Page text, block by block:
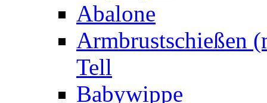
Abalone
Armbrustschießen
Tell
Babywippe